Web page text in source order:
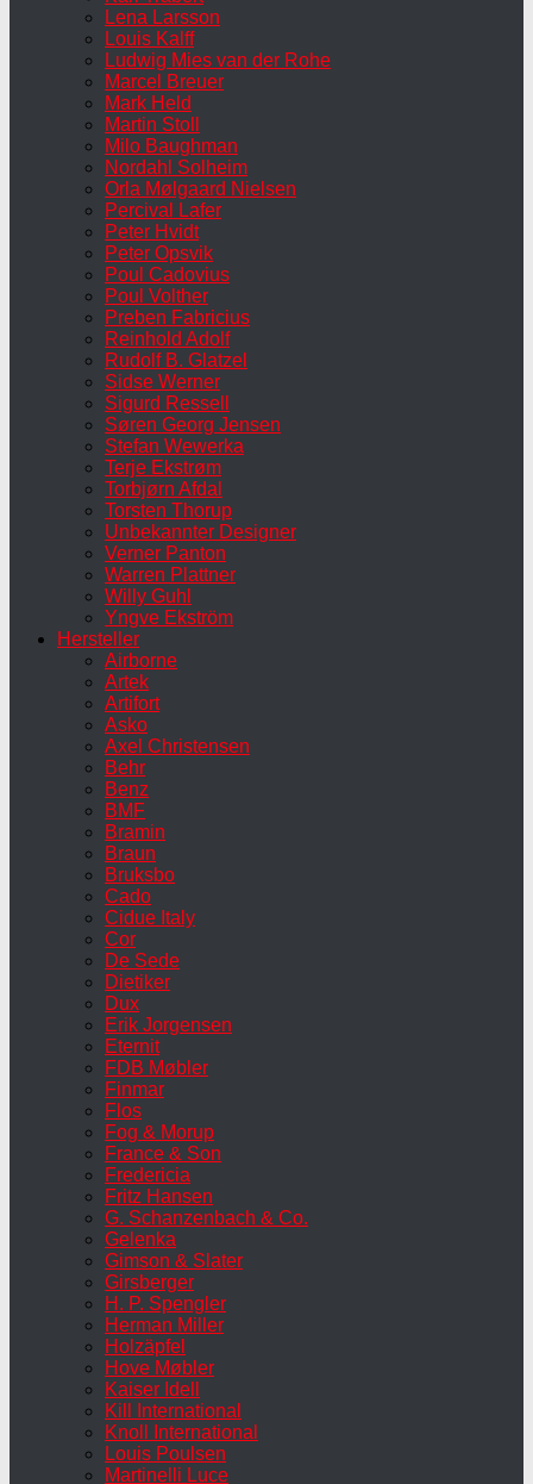
Lena Larsson
Louis Kalff
Ludwig Mies van der Rohe
Marcel Breuer
Mark Held
Martin Stoll
Milo Baughman
Nordahl Solheim
Orla Mølgaard Nielsen
Percival Lafer
Peter Hvidt
Peter Opsvik
Poul Cadovius
Poul Volther
Preben Fabricius
Reinhold Adolf
Rudolf B. Glatzel
Sidse Werner
Sigurd Ressell
Søren Georg Jensen
Stefan Wewerka
Terje Ekstrøm
Torbjørn Afdal
Torsten Thorup
Unbekannter Designer
Verner Panton
Warren Plattner
Willy Guhl
Yngve Ekström
Hersteller
Airborne
Artek
Artifort
Asko
Axel Christensen
Behr
Benz
BMF
Bramin
Braun
Bruksbo
Cado
Cidue Italy
Cor
De Sede
Dietiker
Dux
Erik Jorgensen
Eternit
FDB Møbler
Finmar
Flos
Fog & Morup
France & Son
Fredericia
Fritz Hansen
G. Schanzenbach & Co.
Gelenka
Gimson & Slater
Girsberger
H. P. Spengler
Herman Miller
Holzäpfel
Hove Møbler
Kaiser Idell
Kill International
Knoll International
Louis Poulsen
Martinelli Luce